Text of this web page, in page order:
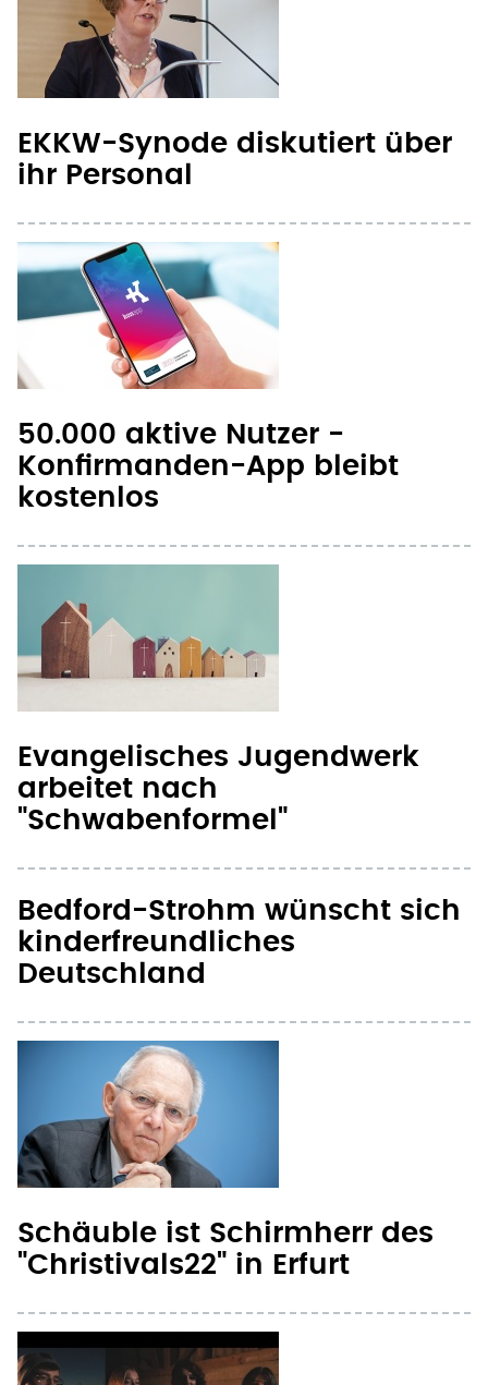
EKKW-Synode diskutiert über
ihr Personal
50.000 aktive Nutzer -
Konfirmanden-App bleibt
kostenlos
Evangelisches Jugendwerk
arbeitet nach
"Schwabenformel"
Bedford-Strohm wünscht sich
kinderfreundliches
Deutschland
Schäuble ist Schirmherr des
"Christivals22" in Erfurt